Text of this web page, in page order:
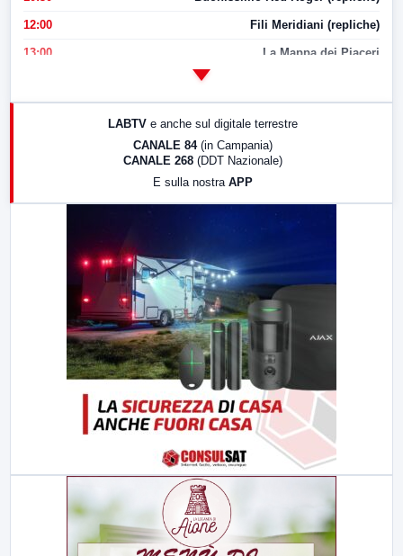
12:00 Fili Meridiani (repliche)
13:00 La Mappa dei Piaceri
17:00 LabNews (replica)
LABTV e anche sul digitale terrestre
CANALE 84 (in Campania)
CANALE 268 (DDT Nazionale)
E sulla nostra APP